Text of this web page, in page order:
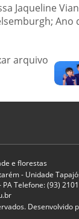
Jaqueline
Ano
arquivo
e florestas
- Unidade
Telefone: (93)
Desenvolvido